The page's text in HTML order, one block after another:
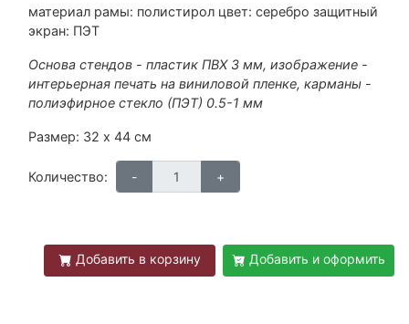
материал рамы: полистирол цвет: серебро защитный
экран: ПЭТ
Основа стендов - пластик ПВХ 3 мм, изображение -
интерьерная печать на виниловой пленке, карманы -
полиэфирное стекло (ПЭТ) 0.5-1 мм
Размер: 32 х 44 см
Количество:
Добавить в корзину Добавить и оформить